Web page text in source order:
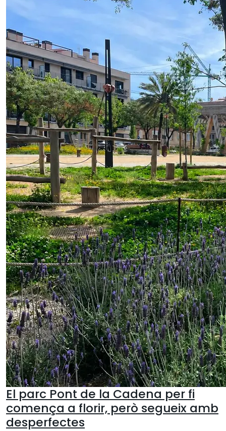
El parc Pont de la Cadena per fi
comença a florir, però segueix amb
desperfectes